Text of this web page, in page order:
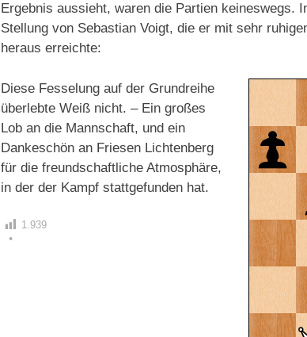
Ergebnis aussieht, waren die Partien keineswegs.
Stellung von Sebastian Voigt, die er mit sehr
heraus erreichte:
Diese Fesselung auf der Grundreihe
überlebte Weiß nicht. – Ein großes
Lob an die Mannschaft, und ein
Dankeschön an Friesen Lichtenberg
für die freundschaftliche Atmosphäre,
in der der Kampf stattgefunden hat.
1.939